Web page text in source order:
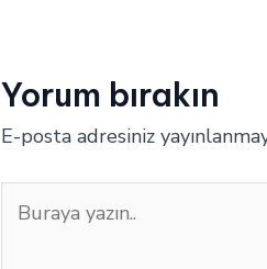
Yorum bırakın
E-posta adresiniz
yazın..